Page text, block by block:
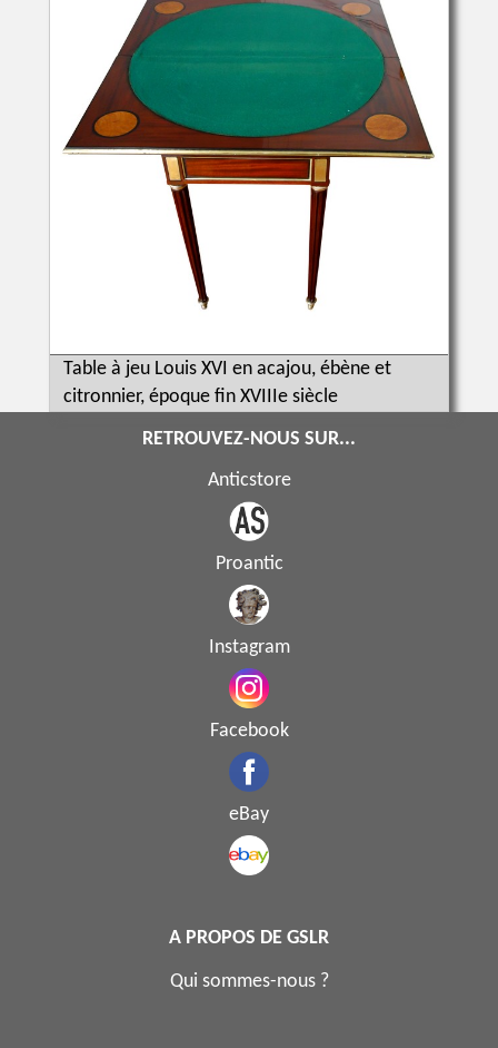
Table à jeu Louis XVI en acajou, ébène et
citronnier, époque fin XVIIIe siècle
RETROUVEZ-NOUS SUR...
Anticstore
Proantic
Instagram
Facebook
eBay
A PROPOS DE GSLR
Qui sommes-nous ?